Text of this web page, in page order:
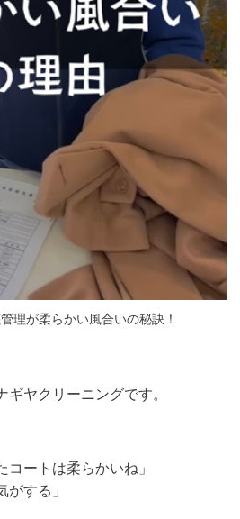
理が柔らかい風合いの秘訣！
ヤクリーニングです。
コートは柔らかいね」
がする」